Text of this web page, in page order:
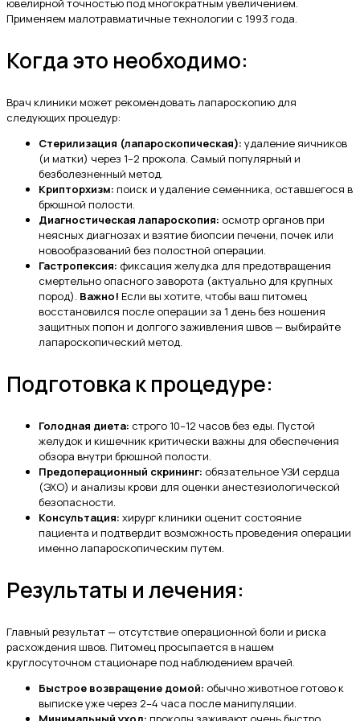
ювелирной точностью под многократным увеличением.
Применяем малотравматичные технологии с 1993 года.
Когда это необходимо:
Врач клиники может рекомендовать лапароскопию для
следующих процедур:
Стерилизация (лапароскопическая): удаление яичников
(и матки) через 1–2 прокола. Самый популярный и
безболезненный метод.
Крипторхизм: поиск и удаление семенника, оставшегося в
брюшной полости.
Диагностическая лапароскопия: осмотр органов при
неясных диагнозах и взятие биопсии печени, почек или
новообразований без полостной операции.
Гастропексия: фиксация желудка для предотвращения
смертельно опасного заворота (актуально для крупных
пород). Важно! Если вы хотите, чтобы ваш питомец
восстановился после операции за 1 день без ношения
защитных попон и долгого заживления швов — выбирайте
лапароскопический метод.
Подготовка к процедуре:
Голодная диета: строго 10–12 часов без еды. Пустой
желудок и кишечник критически важны для обеспечения
обзора внутри брюшной полости.
Предоперационный скрининг: обязательное УЗИ сердца
(ЭХО) и анализы крови для оценки анестезиологической
безопасности.
Консультация: хирург клиники оценит состояние
пациента и подтвердит возможность проведения операции
именно лапароскопическим путем.
Результаты и лечения:
Главный результат — отсутствие операционной боли и риска
расхождения швов. Питомец просыпается в нашем
круглосуточном стационаре под наблюдением врачей.
Быстрое возвращение домой: обычно животное готово к
выписке уже через 2–4 часа после манипуляции.